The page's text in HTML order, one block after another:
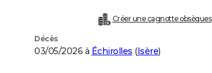
Créer une cagnotte obsèques
Décès
03/05/2026 à Échirolles (Isère)